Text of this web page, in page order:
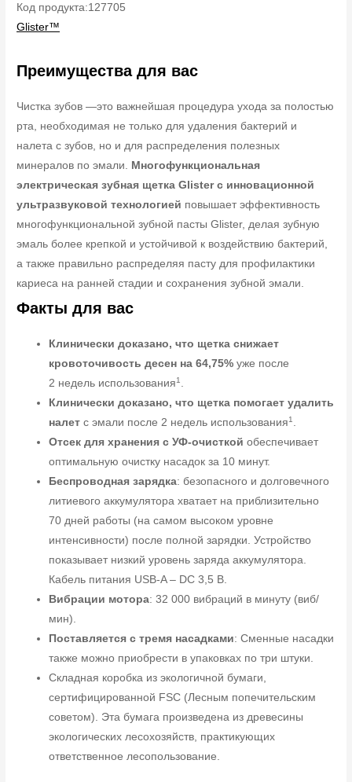
Код продукта:127705
Glister™
Преимущества для вас
Чистка зубов —это важнейшая процедура ухода за полостью
рта, необходимая не только для удаления бактерий и
налета с зубов, но и для распределения полезных
минералов по эмали. Многофункциональная
электрическая зубная щеткаGlisterс инновационной
ультразвуковой технологией повышает эффективность
многофункциональной зубной пасты Glister, делая зубную
эмаль более крепкой и устойчивой к воздействию бактерий,
а также правильно распределяя пасту для профилактики
кариеса на ранней стадии и сохранения зубной эмали.
Факты для вас
Клинически доказано, что щетка снижает
кровоточивость десен на 64,75% уже после
2 недель использования1.
Клинически доказано, что щетка помогает удалить
налет с эмали после 2 недель использования1.
Отсек для хранения с УФ-очисткой обеспечивает
оптимальную очистку насадок за 10 минут.
Беспроводная зарядка: безопасного и долговечного
литиевого аккумулятора хватает на приблизительно
70 дней работы (на самом высоком уровне
интенсивности) после полной зарядки. Устройство
показывает низкий уровень заряда аккумулятора.
Кабель питания USB-A – DC 3,5 В.
Вибрации мотора: 32 000 вибраций в минуту (виб/
мин).
Поставляется с тремя насадками: Сменные насадки
также можно приобрести в упаковках по три штуки.
Складная коробка из экологичной бумаги,
сертифицированной FSC (Лесным попечительским
советом). Эта бумага произведена из древесины
экологических лесохозяйств, практикующих
ответственное лесопользование.